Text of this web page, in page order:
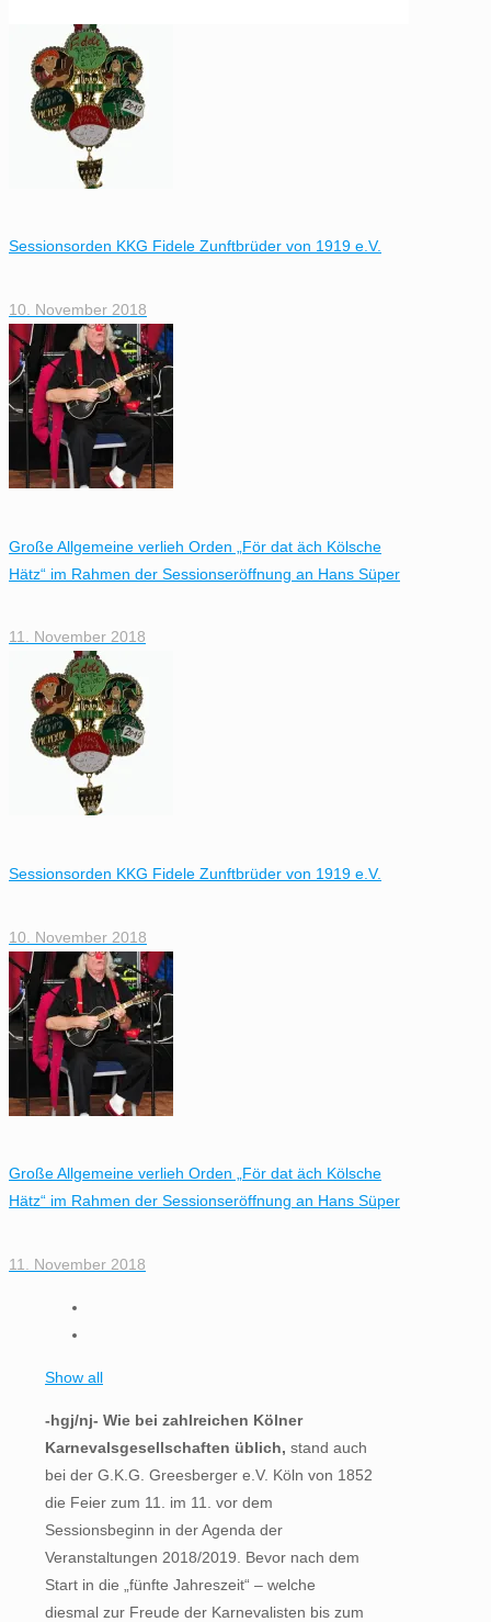
Sessionsorden KKG Fidele Zunftbrüder von 1919 e.V.
10. November 2018
Große Allgemeine verlieh Orden „För dat äch Kölsche
Hätz“ im Rahmen der Sessionseröffnung an Hans Süper
11. November 2018
Sessionsorden KKG Fidele Zunftbrüder von 1919 e.V.
10. November 2018
Große Allgemeine verlieh Orden „För dat äch Kölsche
Hätz“ im Rahmen der Sessionseröffnung an Hans Süper
11. November 2018
Show all
-hgj/nj- Wie bei zahlreichen Kölner
Karnevalsgesellschaften üblich, stand auch
bei der G.K.G. Greesberger e.V. Köln von 1852
die Feier zum 11. im 11. vor dem
Sessionsbeginn in der Agenda der
Veranstaltungen 2018/2019. Bevor nach dem
Start in die „fünfte Jahreszeit“ – welche
diesmal zur Freude der Karnevalisten bis zum